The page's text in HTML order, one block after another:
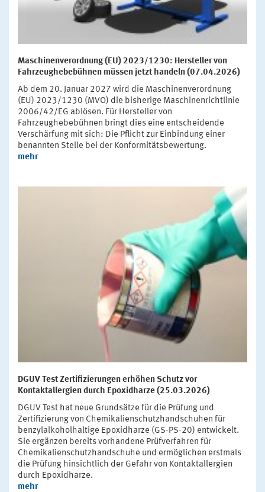
Maschinenverordnung (EU) 2023/1230: Hersteller von
Fahrzeughebebühnen müssen jetzt handeln (07.04.2026)
Ab dem 20. Januar 2027 wird die Maschinenverordnung
(EU) 2023/1230 (MVO) die bisherige Maschinenrichtlinie
2006/42/EG ablösen. Für Hersteller von
Fahrzeughebebühnen bringt dies eine entscheidende
Verschärfung mit sich: Die Pflicht zur Einbindung einer
benannten Stelle bei der Konformitätsbewertung.
mehr
DGUV Test Zertifizierungen erhöhen Schutz vor
Kontaktallergien durch Epoxidharze (25.03.2026)
DGUV Test hat neue Grundsätze für die Prüfung und
Zertifizierung von Chemikalienschutzhandschuhen für
benzylalkoholhaltige Epoxidharze (GS-PS-20) entwickelt.
Sie ergänzen bereits vorhandene Prüfverfahren für
Chemikalienschutzhandschuhe und ermöglichen erstmals
die Prüfung hinsichtlich der Gefahr von Kontaktallergien
durch Epoxidharze.
mehr